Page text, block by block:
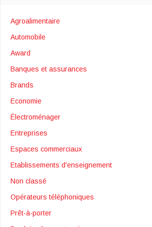
Agroalimentaire
Automobile
Award
Banques et assurances
Brands
Economie
Électroménager
Entreprises
Espaces commerciaux
Etablissements d'enseignement
Non classé
Opérateurs téléphoniques
Prêt-à-porter